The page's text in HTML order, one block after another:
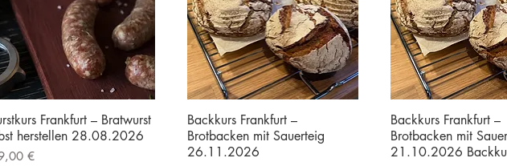
Frankfurt – Bratwurst
herstellen 28.08.2026
€
Backkurs Frankfurt –
Brotbacken mit Sauerteig
26.11.2026
Backkurs Frankfurt –
Brotbacken mit
21.10.2026